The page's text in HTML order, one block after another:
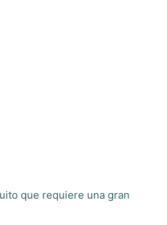
que requiere una gran